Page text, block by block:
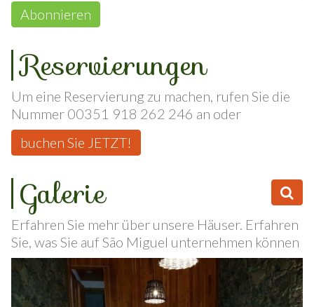
Reservierungen
Um eine Reservierung zu machen, rufen Sie die
Nummer 00351 918 262 246 an oder
Galerie
Erfahren Sie mehr über unsere Häuser. Erfahren
Sie, was Sie auf São Miguel unternehmen können